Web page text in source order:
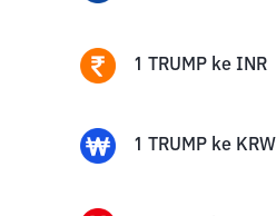
1 TRUMP ke INR
1 TRUMP ke KRW